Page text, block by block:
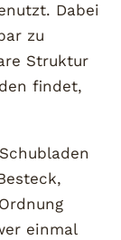
Dabei
zu
Struktur
findet,
einmal